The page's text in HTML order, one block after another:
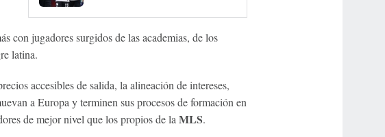
con jugadores surgidos de las academias, de los
latina.
accesibles de salida, la alineación de intereses,
a Europa y terminen sus procesos de formación en
de mejor nivel que los propios de laMLS.